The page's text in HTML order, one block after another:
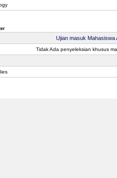
Ujian masuk Mahasiswa
Tidak Ada penyeleksian khusus